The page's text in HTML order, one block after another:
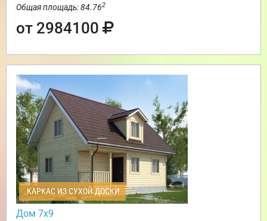
Общая площадь: 84.762
от 2984100
КАРКАС ИЗ СУХОЙ ДОСКИ
Дом 7х9